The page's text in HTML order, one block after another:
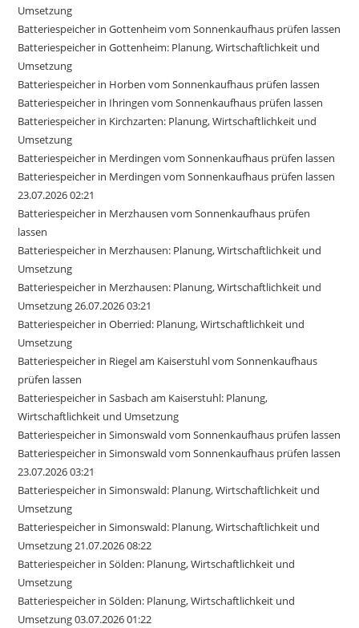
Umsetzung
Batteriespeicher in Gottenheim vom Sonnenkaufhaus prüfen lassen
Batteriespeicher in Gottenheim: Planung, Wirtschaftlichkeit und
Umsetzung
Batteriespeicher in Horben vom Sonnenkaufhaus prüfen lassen
Batteriespeicher in Ihringen vom Sonnenkaufhaus prüfen lassen
Batteriespeicher in Kirchzarten: Planung, Wirtschaftlichkeit und
Umsetzung
Batteriespeicher in Merdingen vom Sonnenkaufhaus prüfen lassen
Batteriespeicher in Merdingen vom Sonnenkaufhaus prüfen lassen
23.07.2026 02:21
Batteriespeicher in Merzhausen vom Sonnenkaufhaus prüfen
lassen
Batteriespeicher in Merzhausen: Planung, Wirtschaftlichkeit und
Umsetzung
Batteriespeicher in Merzhausen: Planung, Wirtschaftlichkeit und
Umsetzung 26.07.2026 03:21
Batteriespeicher in Oberried: Planung, Wirtschaftlichkeit und
Umsetzung
Batteriespeicher in Riegel am Kaiserstuhl vom Sonnenkaufhaus
prüfen lassen
Batteriespeicher in Sasbach am Kaiserstuhl: Planung,
Wirtschaftlichkeit und Umsetzung
Batteriespeicher in Simonswald vom Sonnenkaufhaus prüfen lassen
Batteriespeicher in Simonswald vom Sonnenkaufhaus prüfen lassen
23.07.2026 03:21
Batteriespeicher in Simonswald: Planung, Wirtschaftlichkeit und
Umsetzung
Batteriespeicher in Simonswald: Planung, Wirtschaftlichkeit und
Umsetzung 21.07.2026 08:22
Batteriespeicher in Sölden: Planung, Wirtschaftlichkeit und
Umsetzung
Batteriespeicher in Sölden: Planung, Wirtschaftlichkeit und
Umsetzung 03.07.2026 01:22